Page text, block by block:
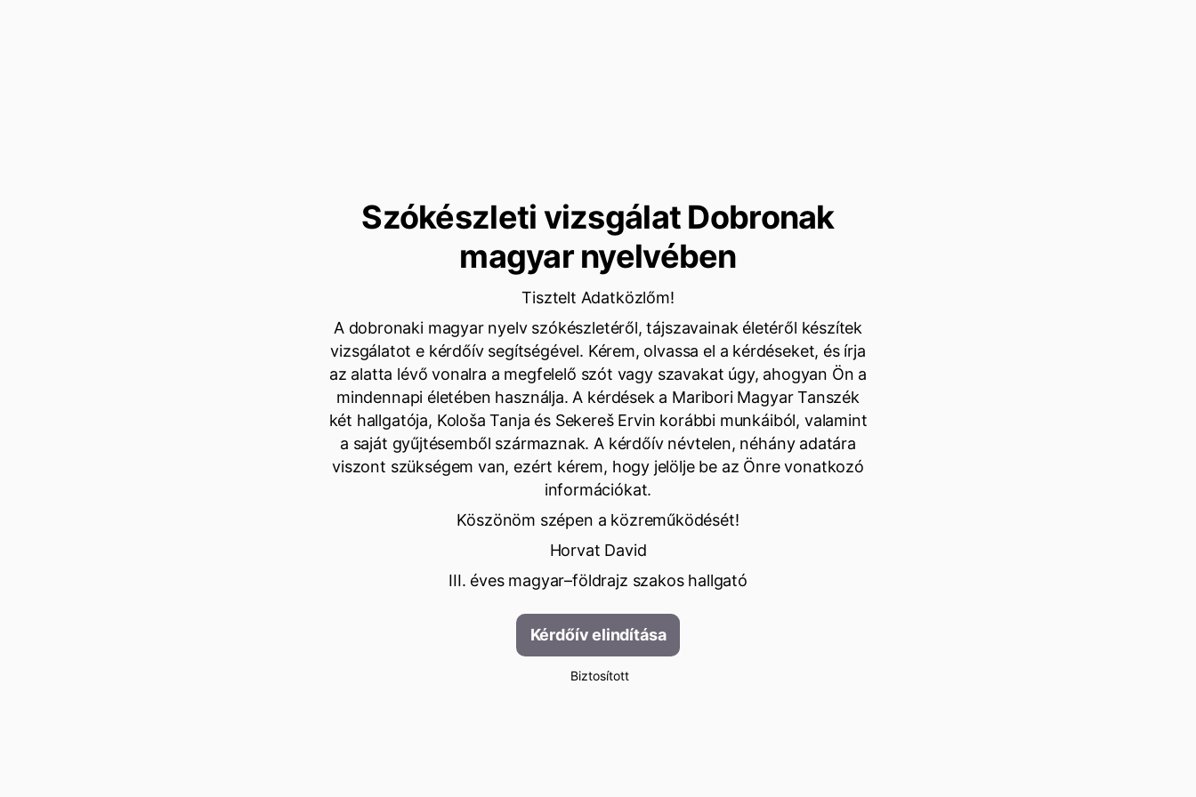
Szókészleti vizsgálat Dobronak
magyar nyelvében
Tisztelt Adatközlőm!
A dobronaki magyar nyelv szókészletéről, tájszavainak életéről készítek
vizsgálatot e kérdőív segítségével. Kérem, olvassa el a kérdéseket, és írja
az alatta lévő vonalra a megfelelő szót vagy szavakat úgy, ahogyan Ön a
mindennapi életében használja. A kérdések a Maribori Magyar Tanszék
két hallgatója, Kološa Tanja és Sekereš Ervin korábbi munkáiból, valamint
a saját gyűjtésemből származnak. A kérdőív névtelen, néhány adatára
viszont szükségem van, ezért kérem, hogy jelölje be az Önre vonatkozó
információkat.
Köszönöm szépen a közreműködését!
Horvat David
III. éves magyar–földrajz szakos hallgató
Kérdőív elindítása
Biztosított